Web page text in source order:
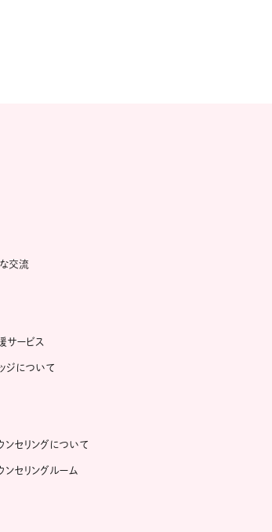
交流
サービス
ジについて
ンセリングについて
ンセリングルーム